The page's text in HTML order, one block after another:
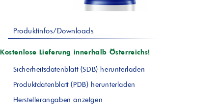
Produktinfos/Downloads
Kostenlose Lieferung innerhalb Österreichs!
Sicherheitsdatenblatt (SDB) herunterladen
Produktdatenblatt (PDB) herunterladen
Herstellerangaben anzeigen